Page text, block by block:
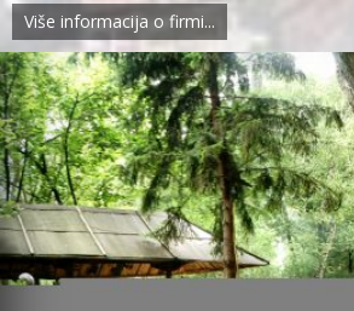
Više informacija o firmi...